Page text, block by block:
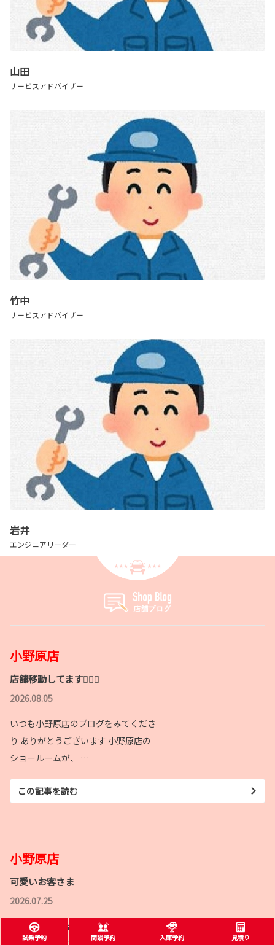
山田
サービスアドバイザー
竹中
サービスアドバイザー
岩井
エンジニアリーダー
小野原店
店舗移動してます🙇🏻‍♂️
2026.08.05
いつも小野原店のブログをみてくださ
り ありがとうございます 小野原店の
ショールームが、 …
この記事を読む
小野原店
可愛いお客さま
2026.07.25
いつも小野原店のブログを見てくださ
試乗予約 商談予約 入庫予約 見積り